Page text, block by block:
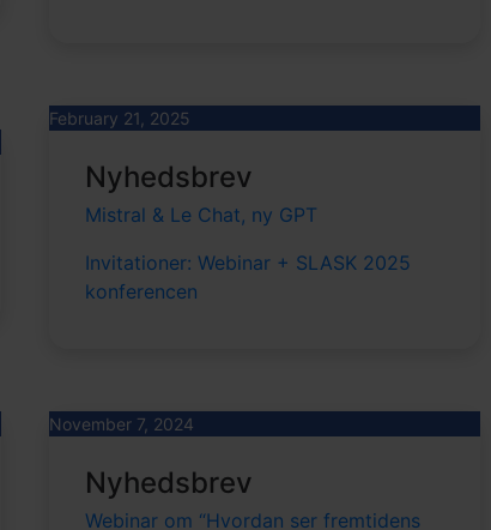
February 21, 2025
Nyhedsbrev
Mistral & Le Chat, ny GPT
Invitationer: Webinar + SLASK 2025
konferencen
November 7, 2024
Nyhedsbrev
Webinar om “Hvordan ser fremtidens